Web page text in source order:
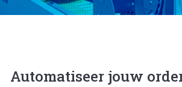
Automatiseer jouw